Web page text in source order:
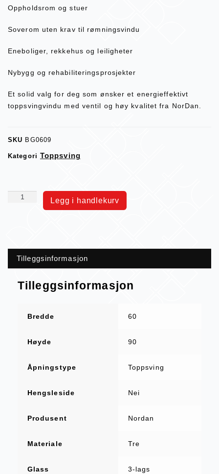
Oppholdsrom og stuer
Soverom uten krav til rømningsvindu
Eneboliger, rekkehus og leiligheter
Nybygg og rehabiliteringsprosjekter
Et solid valg for deg som ønsker et energieffektivt
toppsvingvindu med ventil og høy kvalitet fra NorDan.
SKU BG0609
Kategori Toppsving
Legg i handlekurv
Tilleggsinformasjon
Tilleggsinformasjon
Bredde 60
Høyde 90
Åpningstype Toppsving
Hengsleside Nei
Produsent Nordan
Materiale Tre
Glass
3-lags